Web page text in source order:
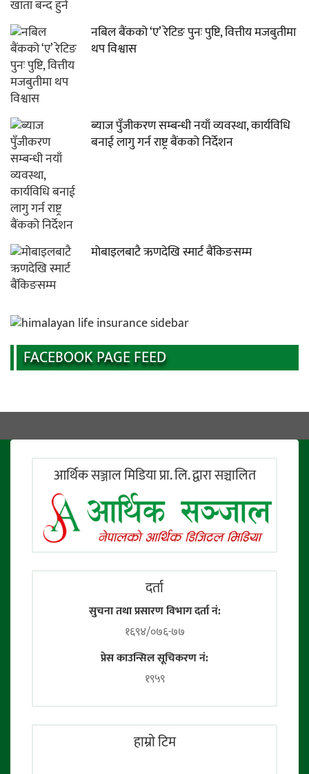
नबिल बैंकको ‘ए’ रेटिङ पुनः पुष्टि, वित्तीय मजबुतीमा
थप विश्वास
ब्याज पुँजीकरण सम्बन्धी नयाँ व्यवस्था, कार्यविधि
बनाई लागु गर्न राष्ट्र बैंकको निर्देशन
मोबाइलबाटै ऋणदेखि स्मार्ट बैंकिङसम्म
FACEBOOK PAGE FEED
आर्थिक सञ्जाल मिडिया प्रा. लि. द्वारा सञ्चालित
दर्ता
सुचना तथा प्रसारण विभाग दर्ता नं:
१६९४/०७६-७७
प्रेस काउन्सिल सूचिकरण नं:
१९५९
हाम्राे टिम